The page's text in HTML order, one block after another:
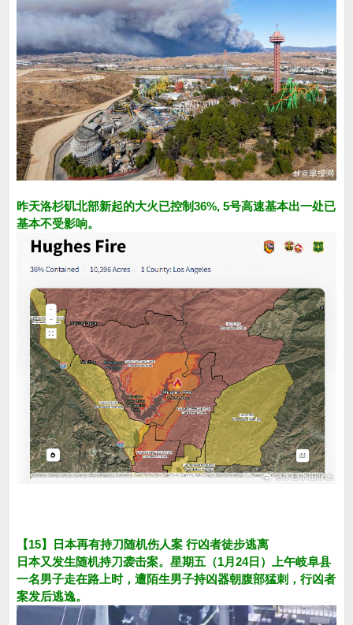
昨天洛杉矶北部新起的大火已控制36%, 5号高速基本出一处已
基本不受影响。
【15】日本再有持刀随机伤人案 行凶者徒步逃离
日本又发生随机持刀袭击案。星期五（1月24日）上午岐阜县
一名男子走在路上时，遭陌生男子持凶器朝腹部猛刺，行凶者
案发后逃逸。